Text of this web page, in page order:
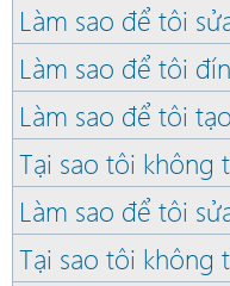
Làm sao để tôi
Làm sao để tôi
Làm sao để tôi
Tại sao tôi không
Làm sao để tôi
Tại sao tôi không